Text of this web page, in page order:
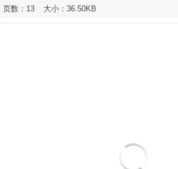
页数：13
大小：36.50KB